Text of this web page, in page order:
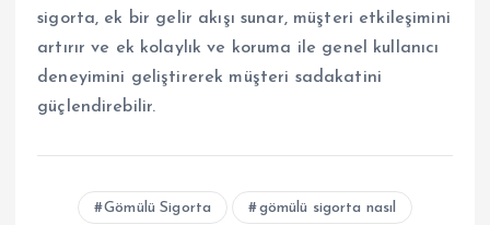
sigorta, ek bir gelir akışı sunar, müşteri etkileşimini
artırır ve ek kolaylık ve koruma ile genel kullanıcı
deneyimini geliştirerek müşteri sadakatini
güçlendirebilir.
Gömülü Sigorta gömülü sigorta nasıl